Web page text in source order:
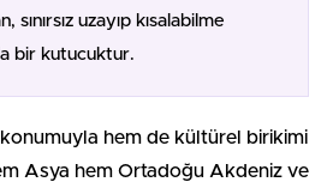
uzayıp kısalabilme
bir kutucuktur.
konumuyla hem de kültürel birikimi
Asya hem Ortadoğu Akdeniz ve